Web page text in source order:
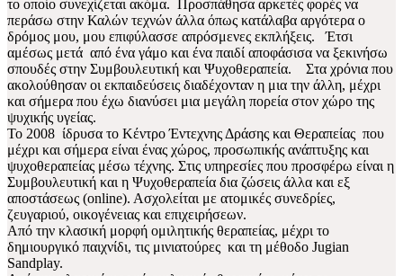
το οποίο συνεχίζεται ακόμα. Προσπάθησα αρκετές φορές να
περάσω στην Καλών τεχνών άλλα όπως κατάλαβα αργότερα ο
δρόμος μου, μου επιφύλασσε απρόσμενες εκπλήξεις. Έτσι
αμέσως μετά από ένα γάμο και ένα παιδί αποφάσισα να ξεκινήσω
σπουδές στην Συμβουλευτική και Ψυχοθεραπεία. Στα χρόνια που
ακολούθησαν οι εκπαιδεύσεις διαδέχονταν η μια την άλλη, μέχρι
και σήμερα που έχω διανύσει μια μεγάλη πορεία στον χώρο της
ψυχικής υγείας.
Το 2008 ίδρυσα το Κέντρο Έντεχνης Δράσης και Θεραπείας που
μέχρι και σήμερα είναι ένας χώρος, προσωπικής ανάπτυξης και
ψυχοθεραπείας μέσω τέχνης. Στις υπηρεσίες που προσφέρω είναι η
Συμβουλευτική και η Ψυχοθεραπεία δια ζώσεις άλλα και εξ
αποστάσεως (online). Ασχολείται με ατομικές συνεδρίες,
ζευγαριού, οικογένειας και επιχειρήσεων.
Από την κλασική μορφή ομιλητικής θεραπείας, μέχρι το
δημιουργικό παιχνίδι, τις μινιατούρες και τη μέθοδο Jugian
Sandplay.